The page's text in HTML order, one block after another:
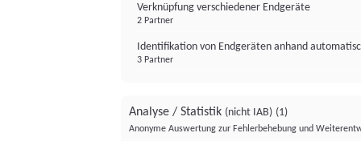
Verknüpfung verschiedener Endgeräte
2 Partner
Identifikation von Endgeräten anhand
3 Partner
Analyse / Statistik (nicht IAB) (1)
Anonyme Auswertung zur Fehlerbehebung und